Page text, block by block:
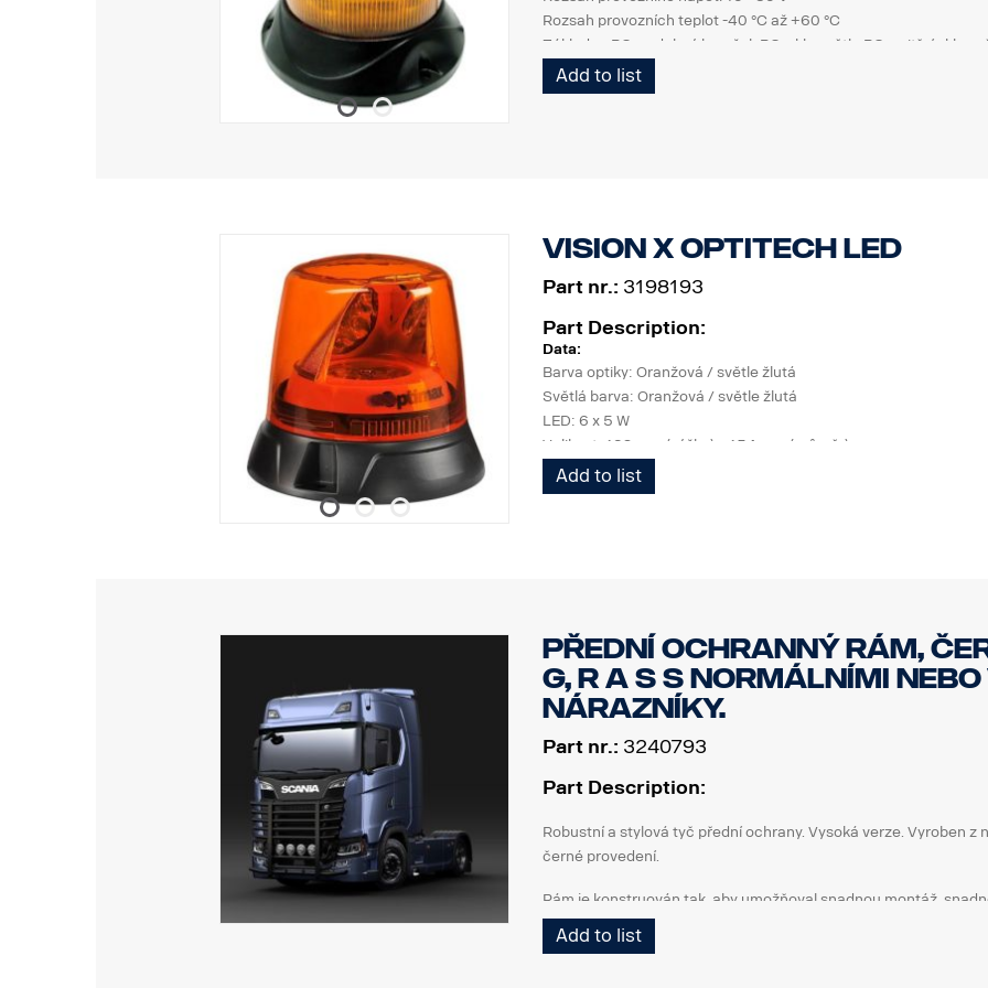
Rozsah provozních teplot -40 °C až +60 °C
Základna PC, ozdobný kroužek PC, sklo světla PC, vnitřní sklo
Rozsah provozních teplot -40 °C až +60 °C
Add to list
Vision X Optitech LED
Part nr.: 3198193
Part Description:
Data:
Barva optiky: Oranžová / světle žlutá
Světlá barva: Oranžová / světle žlutá
LED: 6 x 5 W
Velikost: 139 mm (výška) x 154 mm (průměr)
Hmotnost: 330 g
Třída krytí IP: IP67
Add to list
Přední ochranný rám,
G, R a S s normálními
nárazníky.
Part nr.: 3240793
Part Description:
Robustní a stylová tyč přední ochrany. Vysoká verze. Vyroben z
černé provedení.
Rám je konstruován tak, aby umožňoval snadnou montáž,
tažné tyče, protože spodní koncové trubky lze snadno
Add to list